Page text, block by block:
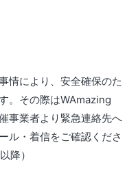
情により、安全確保のた
。その際はWAmazing
事業者より緊急連絡先へ
ル・着信をご確認くださ
降）